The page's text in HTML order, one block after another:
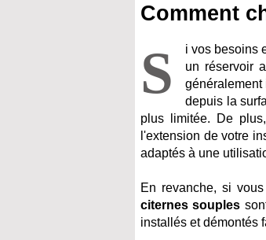
Comment
S
i vos besoins
un réservoir
généralement
depuis la
plus limitée. De
l'extension de votre
adaptés à une
En revanche, si
citernes souples
installés et démontés